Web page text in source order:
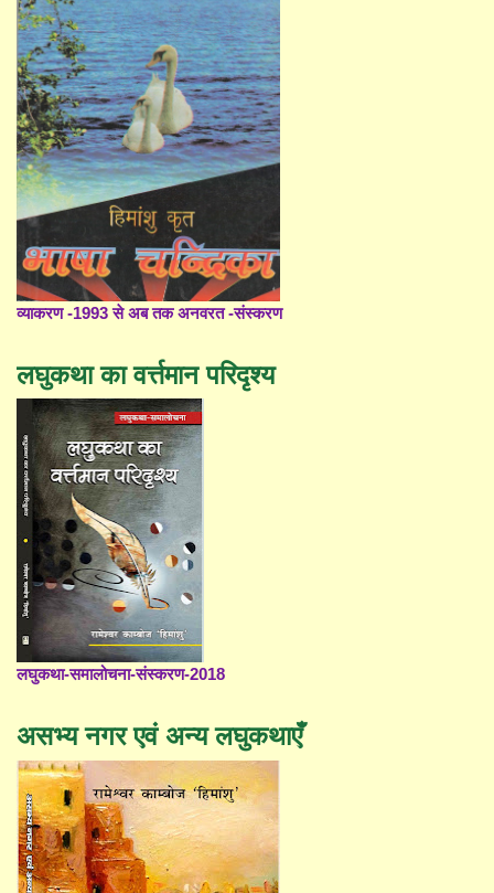
व्याकरण -1993 से अब तक अनवरत -संस्करण
लघुकथा का वर्त्तमान परिदृश्य
लघुकथा-समालोचना-संस्करण-2018
असभ्य नगर एवं अन्य लघुकथाएँ